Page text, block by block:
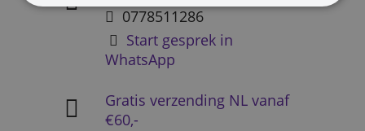
0778511286
Start gesprek in
WhatsApp
Gratis verzending NL vanaf
€60,-